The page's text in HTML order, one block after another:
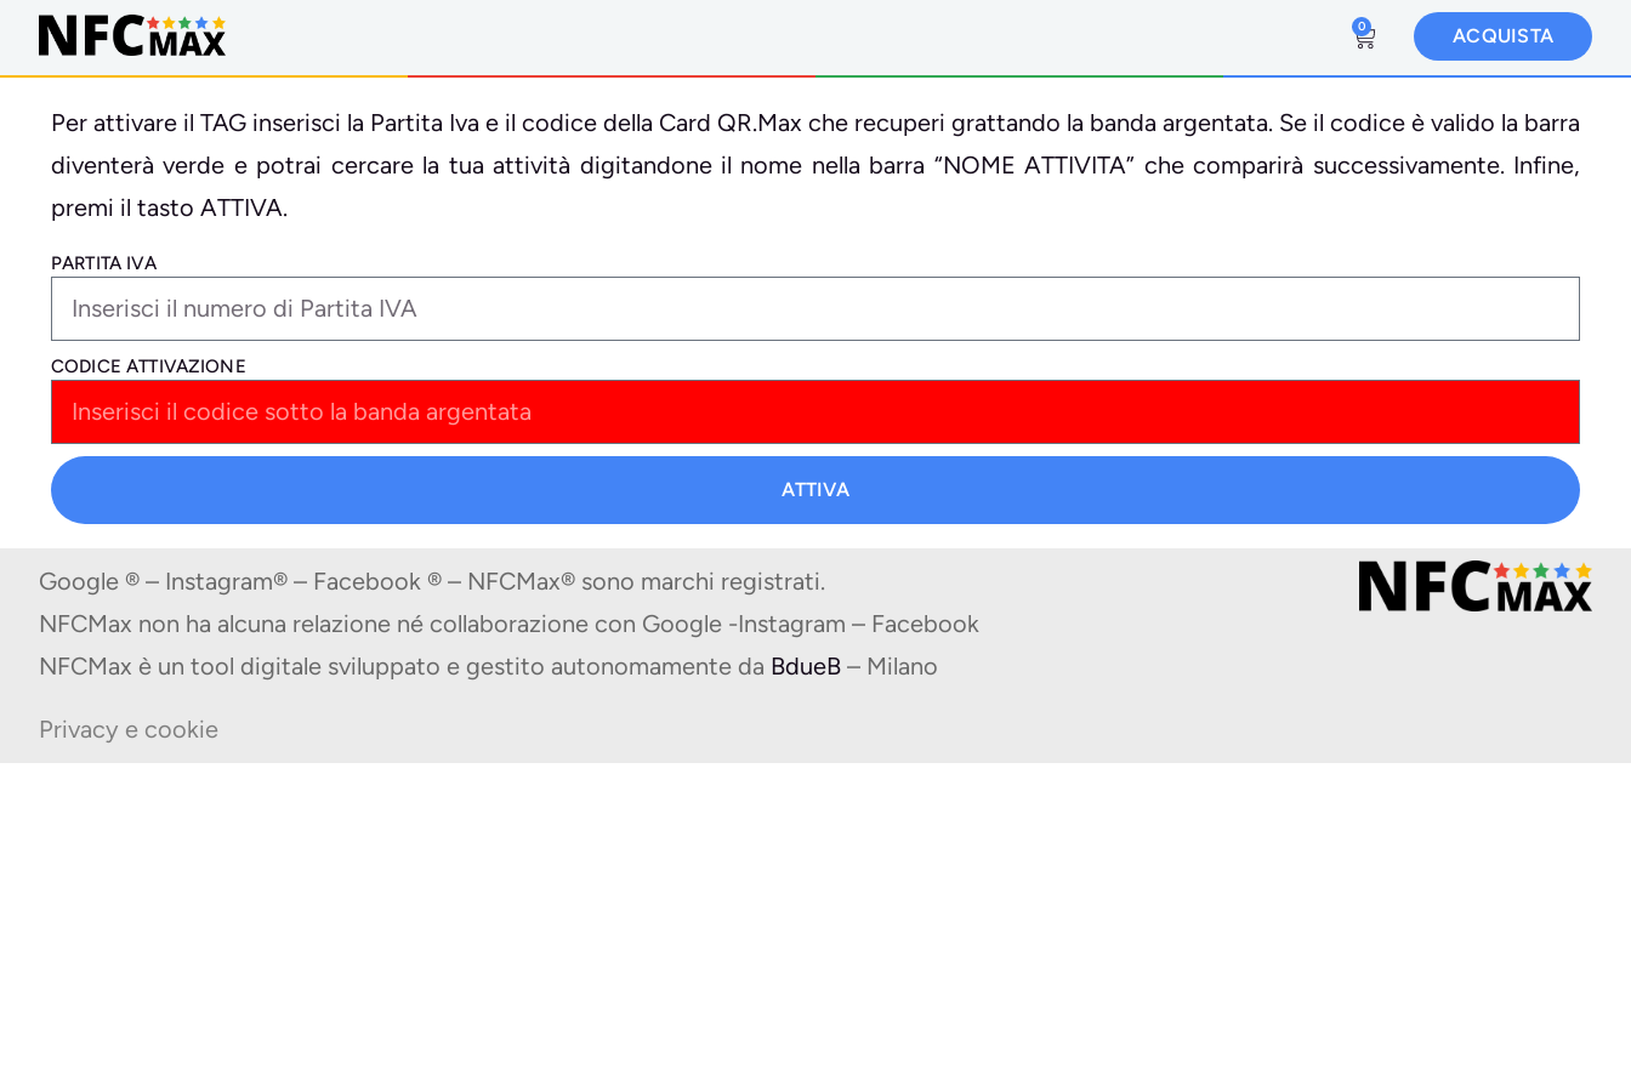
0 ACQUISTA
Per attivare il TAG inserisci la Partita Iva e il codice della Card QR.Max che recuperi grattando la banda argentata. Se il codice è valido la barra
diventerà verde e potrai cercare la tua attività digitandone il nome nella barra “NOME ATTIVITA” che comparirà successivamente. Infine,
premi il tasto ATTIVA.
PARTITA IVA
CODICE ATTIVAZIONE
ATTIVA
Google ® – Instagram® – Facebook ® – NFCMax® sono marchi registrati.
NFCMax non ha alcuna relazione né collaborazione con Google -Instagram – Facebook
NFCMax è un tool digitale sviluppato e gestito autonomamente da BdueB – Milano
Privacy e cookie